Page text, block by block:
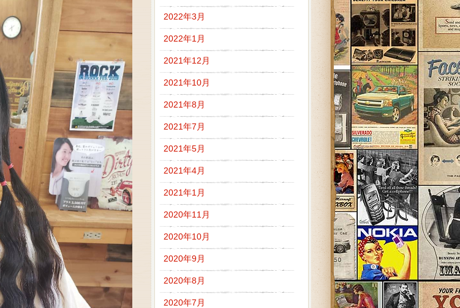
2022年3月
2022年1月
2021年12月
2021年10月
2021年8月
2021年7月
2021年5月
2021年4月
2021年1月
2020年11月
2020年10月
2020年9月
2020年8月
2020年7月